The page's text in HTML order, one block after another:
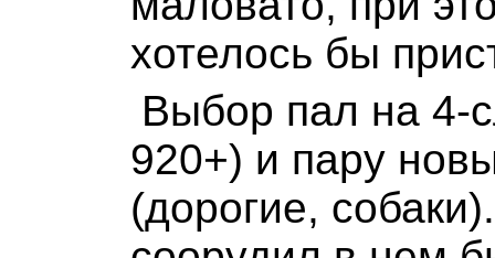
хотелось бы
Выбор пал на 4-
920+) и пару
(дорогие,